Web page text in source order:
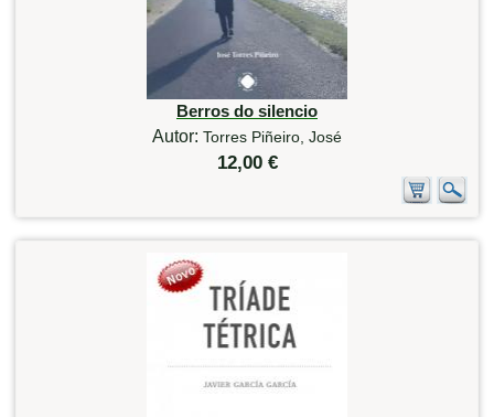
Berros do silencio
Autor: Torres Piñeiro, José
12,00 €